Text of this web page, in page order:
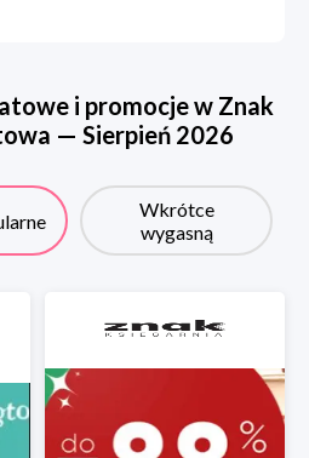
i promocje w Znak
— Sierpień 2026
Wkrótce
wygasną